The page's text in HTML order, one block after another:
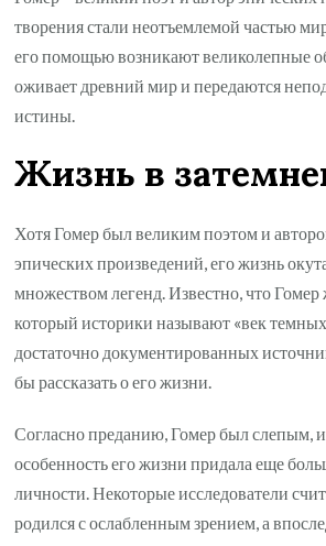
творения стали неотъемлемой частью
его помощью возникают великолепные
оживает древний мир и передаются
истины.
Жизнь в
Хотя Гомер был великим поэтом и
эпических произведений, его жизнь
множеством легенд. Известно, что
который историки называют «век темных
достаточно документированных
бы рассказать о его жизни.
Согласно преданию, Гомер был слепым,
особенность его жизни придала еще
личности. Некоторые исследователи
родился с ослабленным зрением, а